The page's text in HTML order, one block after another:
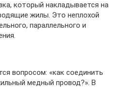
который накладывается на
жилы. Это неплохой
параллельного и
вопросом: «как соединить
медный провод?». В